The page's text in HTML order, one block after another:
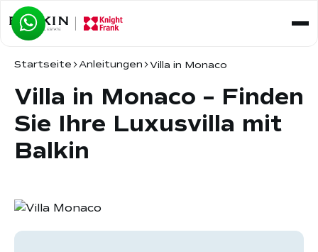
Startseite Anleitungen Villa in Monaco
Villa in Monaco – Finden
Sie Ihre Luxusvilla mit
Balkin